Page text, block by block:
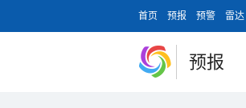
首页 预报 预警 雷达
预报